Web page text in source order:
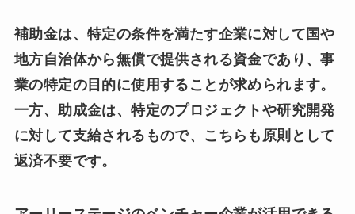
補助金は、特定の条件を満たす企業に対して国や
地方自治体から無償で提供される資金であり、事
業の特定の目的に使用することが求められます。
一方、助成金は、特定のプロジェクトや研究開発
に対して支給されるもので、こちらも原則として
返済不要です。